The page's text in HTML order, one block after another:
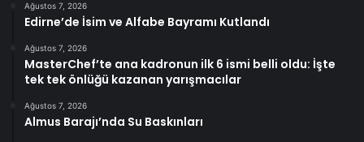
Ağustos 7, 2026
Edirne’de İsim ve Alfabe Bayramı Kutlandı
Ağustos 7, 2026
MasterChef’te ana kadronun ilk 6 ismi belli oldu: İşte
tek tek önlüğü kazanan yarışmacılar
Ağustos 7, 2026
Almus Barajı’nda Su Baskınları